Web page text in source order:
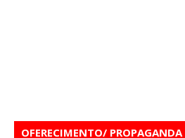
OFERECIMENTO/ PROPAGANDA